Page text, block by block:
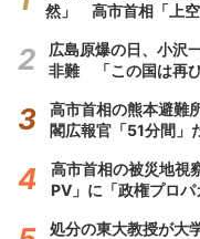
然」 高市首相「上
広島原爆の日、小沢
非難 「この国は再び
高市首相の熊本避難
閣広報官「51分間」
高市首相の被災地
PV」に「政権プロ
処分の東大教授が大